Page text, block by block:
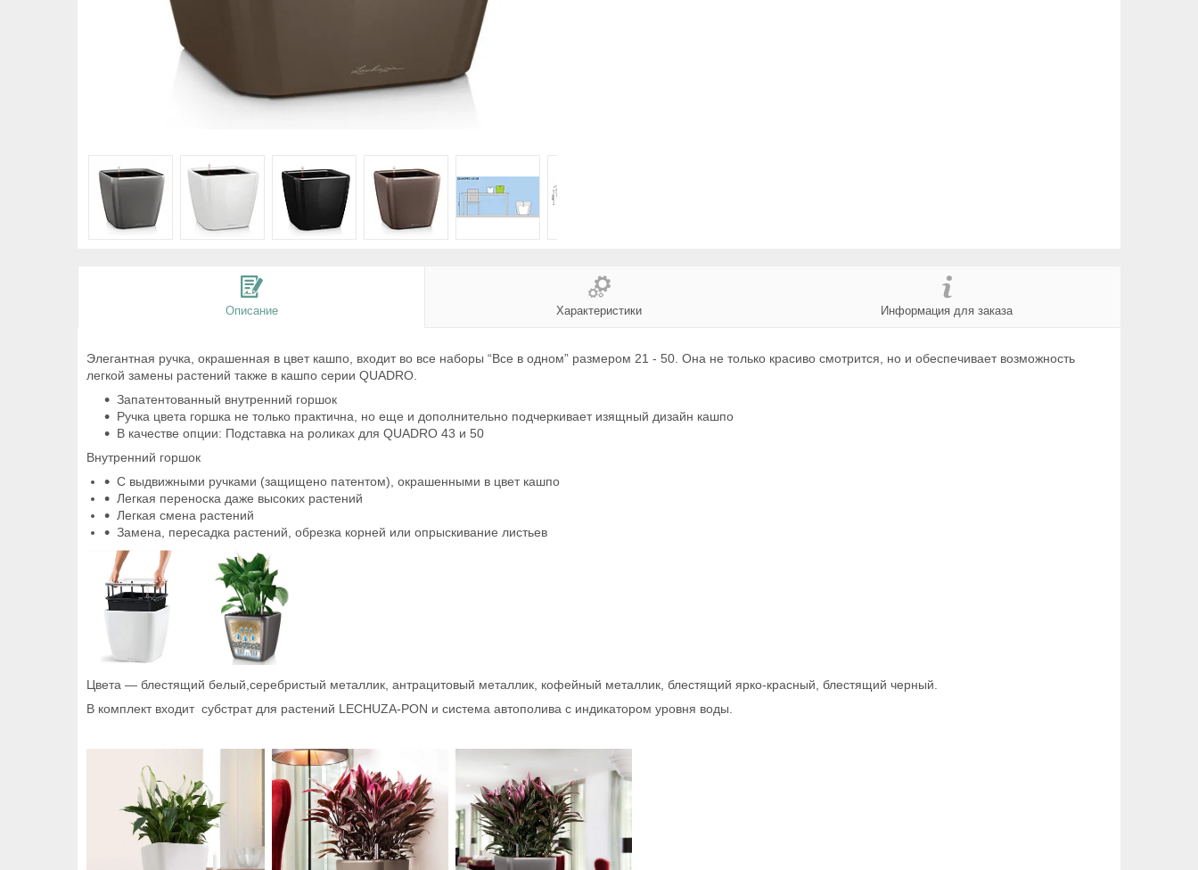
Описание Характеристики Информация для заказа
Элегантная ручка, окрашенная в цвет кашпо, входит во все наборы “Все в одном” размером 21 - 50. Она не только красиво смотрится, но и обеспечивает возможность
легкой замены растений также в кашпо серии QUADRO.
Запатентованный внутренний горшок
Ручка цвета горшка не только практична, но еще и дополнительно подчеркивает изящный дизайн кашпо
В качестве опции: Подставка на роликах для QUADRO 43 и 50
Bнутренний горшок
С выдвижными ручками (защищено патентом), окрашенными в цвет кашпо
Легкая переноска даже высоких растений
Легкая смена растений
Замена, пересадка растений, обрезка корней или опрыскивание листьев
Цвета ― блестящий белый,серебристый металлик, антрацитовый металлик, кофейный металлик, блестящий ярко-красный, блестящий черный.
В комплект входит субстрат для растений LECHUZA-PON и система автополива с индикатором уровня воды.